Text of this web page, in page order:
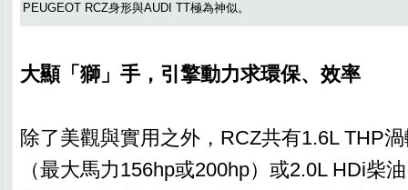
PEUGEOT RCZ身形與AUDI TT極為神似。
大顯「獅」手，引擎動力求環保、效率
除了美觀與實用之外，RCZ共有1.6L THP
（最大馬力156hp或200hp）或2.0L HDi柴